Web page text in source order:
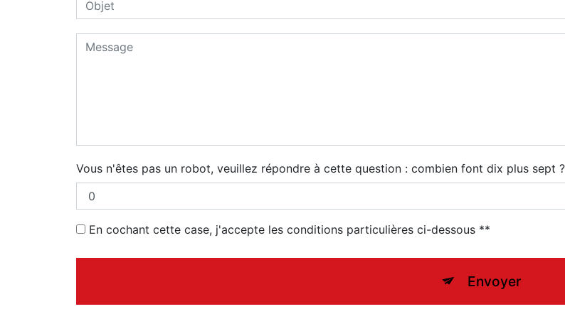
Vous n'êtes pas un robot, veuillez répondre à cette question : combien font dix plus sept ?
En cochant cette case, j'accepte les conditions particulières ci-dessous **
Envoyer